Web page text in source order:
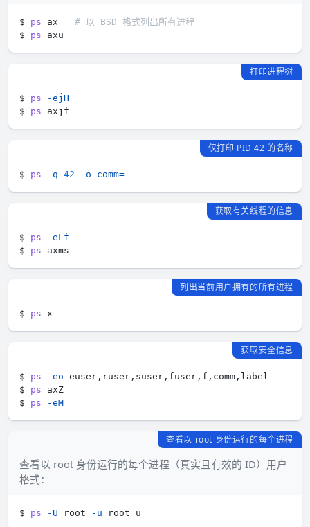
$ ps ax # 以 BSD 格式列出所有进程
$ ps
打印进程树
$ ps
-ejH
$ ps
仅打印 PID 42 的名称
$ ps -q 42 -o comm=
获取有关线程的信息
$ ps
-eLf
$ ps
列出当前用户拥有的所有进程
$ ps
获取安全信息
$ ps -eo
$ ps
$ ps -eM
查看以 root 身份运行的每个进程
查看以 root 身份运行的每个进程（真实且有效的 ID）用户
格式：
$ ps -U root -u